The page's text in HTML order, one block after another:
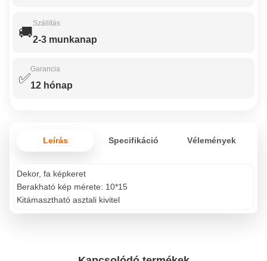
🚚
Szállítás
2-3 munkanap
✅
Garancia
12 hónap
Leírás Specifikáció Vélemények
Dekor, fa képkeret
Berakható kép mérete: 10*15
Kitámasztható asztali kivitel